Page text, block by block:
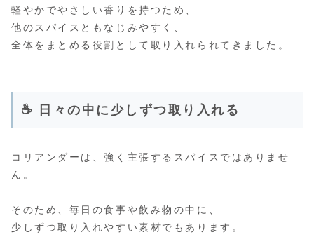
軽やかでやさしい香りを持つため、
他のスパイスともなじみやすく、
全体をまとめる役割として取り入れられてきました。
☕ 日々の中に少しずつ取り入れる
コリアンダーは、強く主張するスパイスではありませ
ん。
そのため、毎日の食事や飲み物の中に、
少しずつ取り入れやすい素材でもあります。